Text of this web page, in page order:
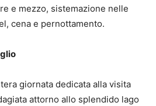
e mezzo, sistemazione nelle
cena e pernottamento.
giornata dedicata alla visita
attorno allo splendido lago